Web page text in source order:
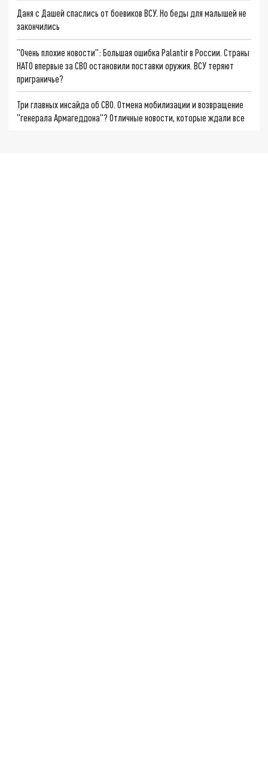
Даня с Дашей спаслись от боевиков ВСУ. Но беды для малышей не
закончились
"Очень плохие новости": Большая ошибка Palantir в России. Страны
НАТО впервые за СВО остановили поставки оружия. ВСУ теряют
приграничье?
Три главных инсайда об СВО. Отмена мобилизации и возвращение
"генерала Армагеддона"? Отличные новости, которые ждали все